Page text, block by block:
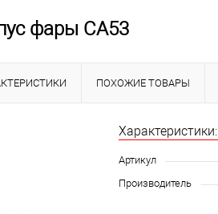
фары CA53
ПОХОЖИЕ ТОВАРЫ
Характеристики:
Артикул
Производитель